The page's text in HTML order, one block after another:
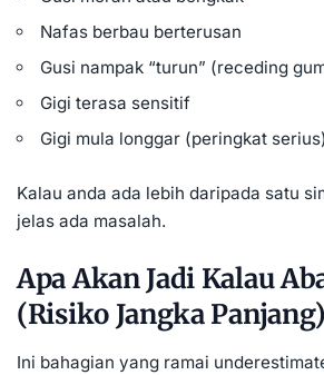
Nafas berbau berterusan
Gusi nampak “turun” (receding
Gigi terasa sensitif
Gigi mula longgar (peringkat serius)
Kalau anda ada lebih daripada satu
jelas ada masalah.
Apa Akan Jadi Kalau
(Risiko Jangka Panjang)
Ini bahagian yang ramai